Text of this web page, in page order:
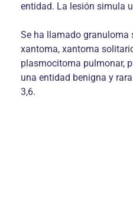
entidad. La lesión simula
Se ha llamado
xantoma, xantoma
plasmocitoma pulmonar,
una entidad benigna y
3,6.